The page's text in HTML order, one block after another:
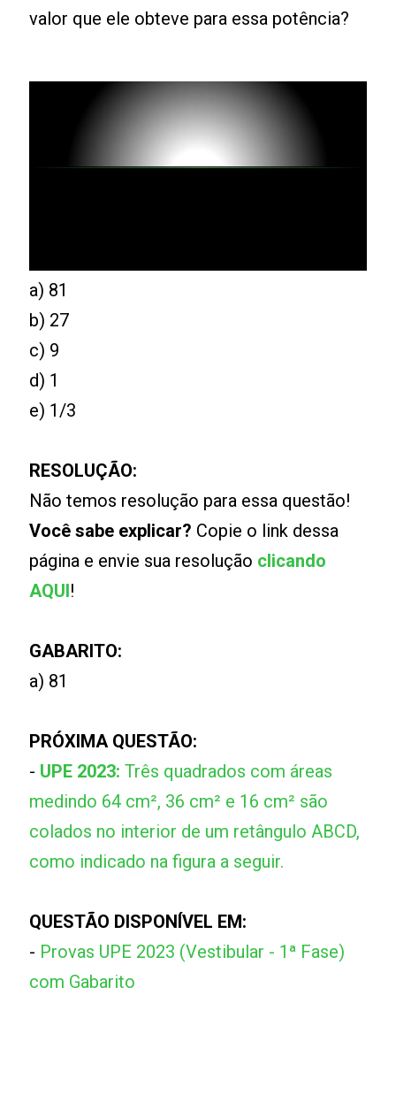
valor que ele obteve para essa potência?
a) 81
b) 27
c) 9
d) 1
e) 1/3
RESOLUÇÃO:
Não temos resolução para essa questão!
Você sabe explicar? Copie o link dessa
página e envie sua resolução clicando
AQUI!
GABARITO:
a) 81
PRÓXIMA QUESTÃO:
- UPE 2023:Três quadrados com áreas
medindo 64 cm², 36 cm² e 16 cm² são
colados no interior de um retângulo ABCD,
como indicado na figura a seguir.
QUESTÃO DISPONÍVEL EM:
- Provas UPE 2023 (Vestibular - 1ª Fase)
com Gabarito